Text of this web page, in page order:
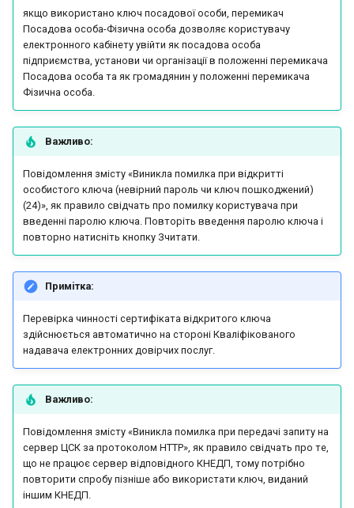
якщо використано ключ посадової особи, перемикач
Посадова особа-Фізична особа дозволяє користувачу
електронного кабінету увійти як посадова особа
підприємства, установи чи організації в положенні перемикача
Посадова особа та як громадянин у положенні перемикача
Фізична особа.
Важливо:
Повідомлення змісту «Виникла помилка при відкритті
особистого ключа (невірний пароль чи ключ пошкоджений)
(24)», як правило свідчать про помилку користувача при
введенні паролю ключа. Повторіть введення паролю ключа і
повторно натисніть кнопку Зчитати.
Примiтка:
Перевірка чинності сертифіката відкритого ключа
здійснюється автоматично на стороні Кваліфікованого
надавача електронних довірчих послуг.
Важливо:
Повідомлення змісту «Виникла помилка при передачі запиту на
сервер ЦСК за протоколом НТТР», як правило свідчать про те,
що не працює сервер відповідного КНЕДП, тому потрібно
повторити спробу пізніше або використати ключ, виданий
іншим КНЕДП.